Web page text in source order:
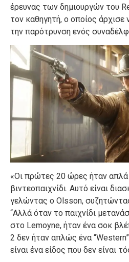
έρευνας των δημιουργών του
τον καθηγητή, ο οποίος άρχισε
την παρότρυνση ενός
«Οι πρώτες 20 ώρες ήταν απλά
βιντεοπαιχνίδι. Αυτό είναι
γελώντας ο Olsson,
“Αλλά όταν το παιχνίδι
στο Lemoyne, ήταν ένα σοκ
2 δεν ήταν απλώς ένα
είναι ένα είδος που δεν είναι